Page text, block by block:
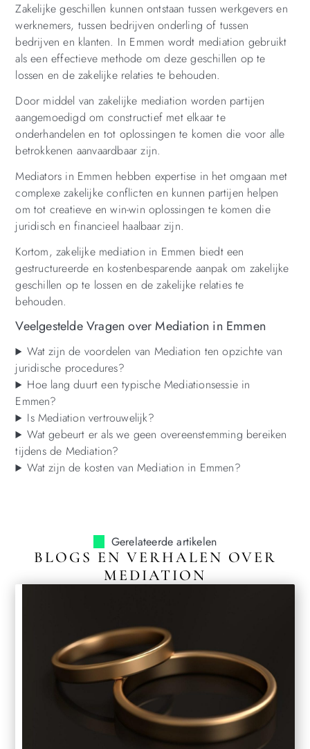
Zakelijke geschillen kunnen ontstaan tussen werkgevers en
werknemers, tussen bedrijven onderling of tussen
bedrijven en klanten. In Emmen wordt mediation gebruikt
als een effectieve methode om deze geschillen op te
lossen en de zakelijke relaties te behouden.
Door middel van zakelijke mediation worden partijen
aangemoedigd om constructief met elkaar te
onderhandelen en tot oplossingen te komen die voor alle
betrokkenen aanvaardbaar zijn.
Mediators in Emmen hebben expertise in het omgaan met
complexe zakelijke conflicten en kunnen partijen helpen
om tot creatieve en win-win oplossingen te komen die
juridisch en financieel haalbaar zijn.
Kortom, zakelijke mediation in Emmen biedt een
gestructureerde en kostenbesparende aanpak om zakelijke
geschillen op te lossen en de zakelijke relaties te
behouden.
Veelgestelde Vragen over Mediation in Emmen
Wat zijn de voordelen van Mediation ten opzichte van
juridische procedures?
Hoe lang duurt een typische Mediationsessie in
Emmen?
Is Mediation vertrouwelijk?
Wat gebeurt er als we geen overeenstemming bereiken
tijdens de Mediation?
Wat zijn de kosten van Mediation in Emmen?
Gerelateerde artikelen
BLOGS EN VERHALEN OVER
MEDIATION